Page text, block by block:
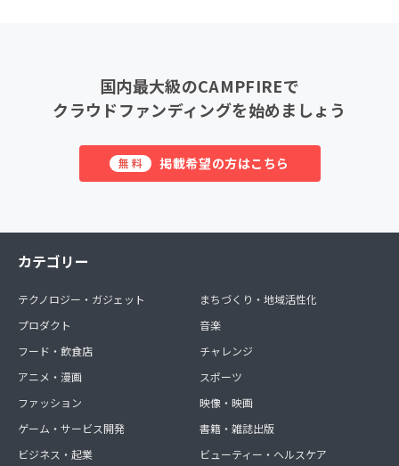
国内最大級のCAMPFIREで
クラウドファンディングを始めましょう
無料 掲載希望の方はこちら
カテゴリー
テクノロジー・ガジェット
プロダクト
フード・飲食店
アニメ・漫画
ファッション
ゲーム・サービス開発
ビジネス・起業
まちづくり・地域活性化
音楽
チャレンジ
スポーツ
映像・映画
書籍・雑誌出版
ビューティー・ヘルスケア